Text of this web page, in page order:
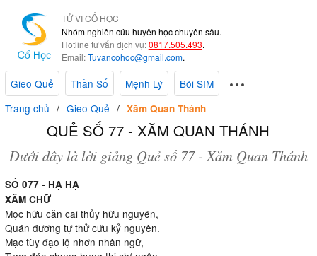
TỬ VI CỔ HỌC
Nhóm nghiên cứu huyền học chuyên sâu.
Hotline tư vấn dịch vụ:0817.505.493.
Email:Tuvancohoc@gmail.com.
Gieo Quẻ Thần Số Mệnh Lý
Bói SIM
Trang chủ
Gieo Quẻ Xăm Quan Thánh
QUẺ SỐ 77 - XĂM QUAN THÁNH
Dưới đây là lời giảng Quẻ số 77 - Xăm Quan Thánh
SỐ 077 - HẠ HẠ
XÂM CHỮ
Mộc hữu căn cai thủy hữu nguyên,
Quán đương tự thử cứu kỷ nguyên.
Mạc tùy đạo lộ nhơn nhân ngữ,